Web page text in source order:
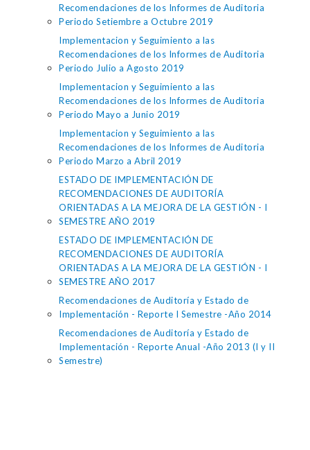
Recomendaciones de los Informes de Auditoria
Periodo Setiembre a Octubre 2019
Implementacion y Seguimiento a las
Recomendaciones de los Informes de Auditoria
Periodo Julio a Agosto 2019
Implementacion y Seguimiento a las
Recomendaciones de los Informes de Auditoria
Periodo Mayo a Junio 2019
Implementacion y Seguimiento a las
Recomendaciones de los Informes de Auditoria
Periodo Marzo a Abril 2019
ESTADO DE IMPLEMENTACIÓN DE
RECOMENDACIONES DE AUDITORÍA
ORIENTADAS A LA MEJORA DE LA GESTIÓN - I
SEMESTRE AÑO 2019
ESTADO DE IMPLEMENTACIÓN DE
RECOMENDACIONES DE AUDITORÍA
ORIENTADAS A LA MEJORA DE LA GESTIÓN - I
SEMESTRE AÑO 2017
Recomendaciones de Auditoría y Estado de
Implementación - Reporte I Semestre -Año 2014
Recomendaciones de Auditoría y Estado de
Implementación - Reporte Anual -Año 2013 (I y II
Semestre)